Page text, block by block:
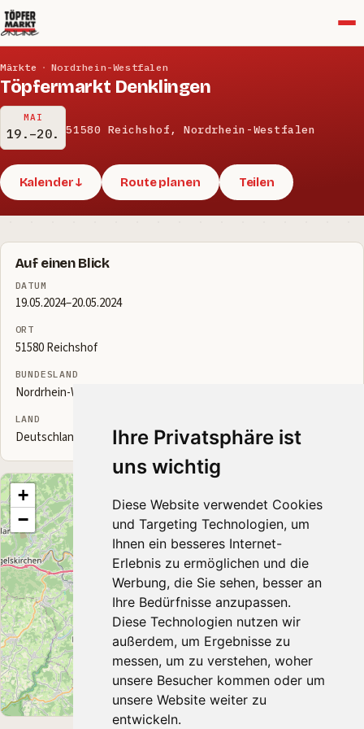
Ihre Privatsphäre ist
uns wichtig
Diese Website verwendet Cookies
und Targeting Technologien, um
Ihnen ein besseres Internet-
Erlebnis zu ermöglichen und die
Werbung, die Sie sehen, besser an
Ihre Bedürfnisse anzupassen.
Diese Technologien nutzen wir
außerdem, um Ergebnisse zu
messen, um zu verstehen, woher
unsere Besucher kommen oder um
unsere Website weiter zu
entwickeln.
Märkte · Nordrhein-Westfalen
Töpfermarkt Denklingen
MAI
19.–20. 51580 Reichshof, Nordrhein-Westfalen
Kalender ↓ Route planen Teilen
Auf einen Blick
DATUM
19.05.2024–20.05.2024
ORT
51580 Reichshof
BUNDESLAND
Nordrhein-Westfalen
LAND
Deutschland
+
−
Leaflet |© OpenStreetMap contributors